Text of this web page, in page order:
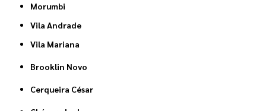
Morumbi
Vila Andrade
Vila Mariana
Brooklin Novo
Cerqueira César